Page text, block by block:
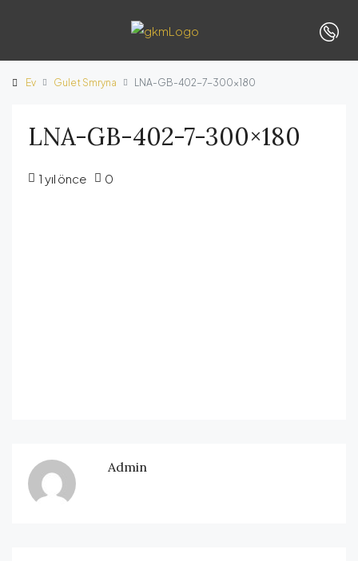
Ev Gulet Smryna LNA-GB-402-7-300×180
LNA-GB-402-7-300×180
1 yıl önce 0
Admin